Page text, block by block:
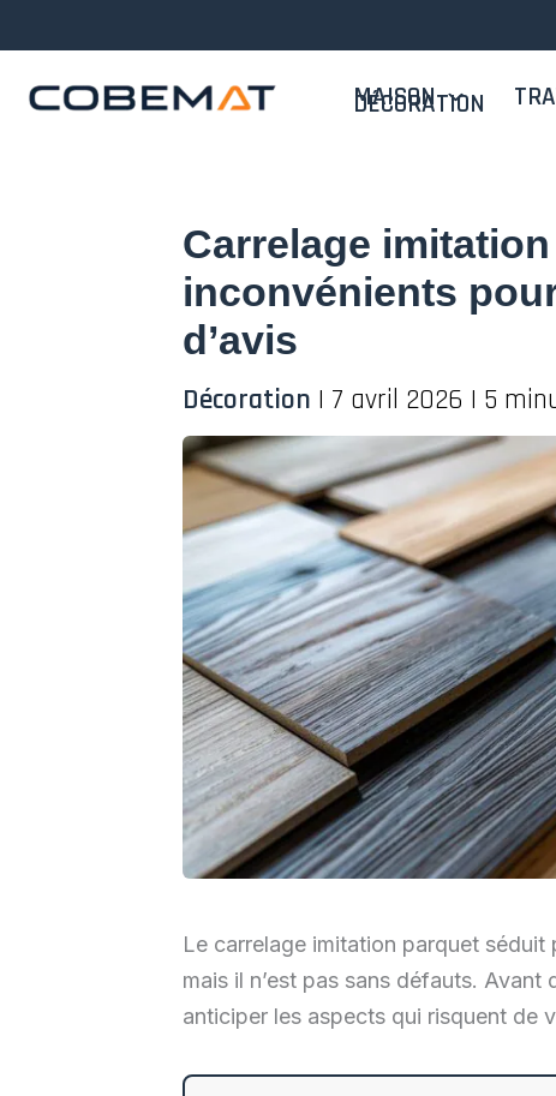
MAISON
DÉCORATION
Carrelage
inconvénients
d’avis
Décoration | 7 avril 2026 | 5
Le carrelage imitation parquet
mais il n’est pas sans défauts.
anticiper les aspects qui risquent de